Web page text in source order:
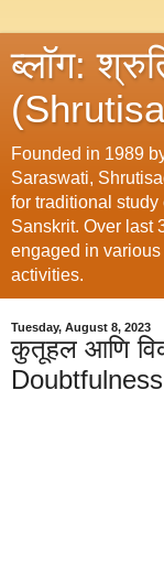
ब्लॉग:
Founded in 1989
Saraswati,
for traditional
Sanskrit. Over last
engaged in
activities.
Tuesday, August 8, 2023
कुतूहल आणि
Doubtfulness